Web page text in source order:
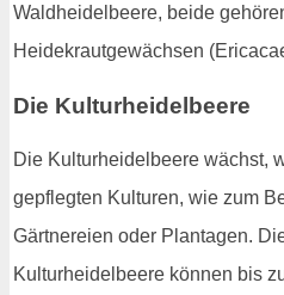
Waldheidelbeere, beide
Heidekrautgewächsen
Die Kulturheidelbeere
Die Kulturheidelbeere wächst,
gepflegten Kulturen, wie zum
Gärtnereien oder Plantagen.
Kulturheidelbeere können bis